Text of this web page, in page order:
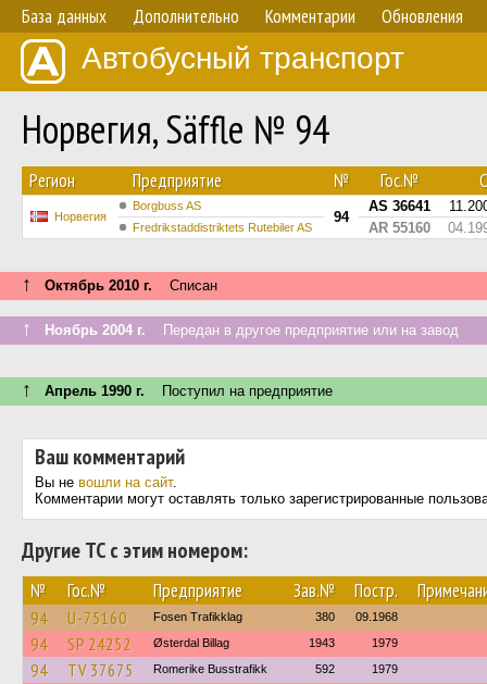
База данных Дополнительно Комментарии Обновления
Автобусный транспорт
Норвегия, Säffle № 94
Регион Предприятие № Гос.№
Норвегия
Borgbuss AS
94
AS 36641
Fredrikstaddistriktets Rutebiler AS AR 55160
↑ Октябрь 2010 г. Списан
↑ Ноябрь 2004 г. Передан в другое предприятие или на завод
↑ Апрель 1990 г. Поступил на предприятие
Ваш комментарий
Вы не вошли на сайт.
Комментарии могут оставлять только зарегистрированные
Другие ТС с этим номером:
№ Гос.№ Предприятие Зав.№ Постр.
94 U-75160 Fosen Trafikklag 380 09.1968
94 SP 24252 Østerdal Billag 1943 1979
94 TV 37675 Romerike Busstrafikk 592 1979